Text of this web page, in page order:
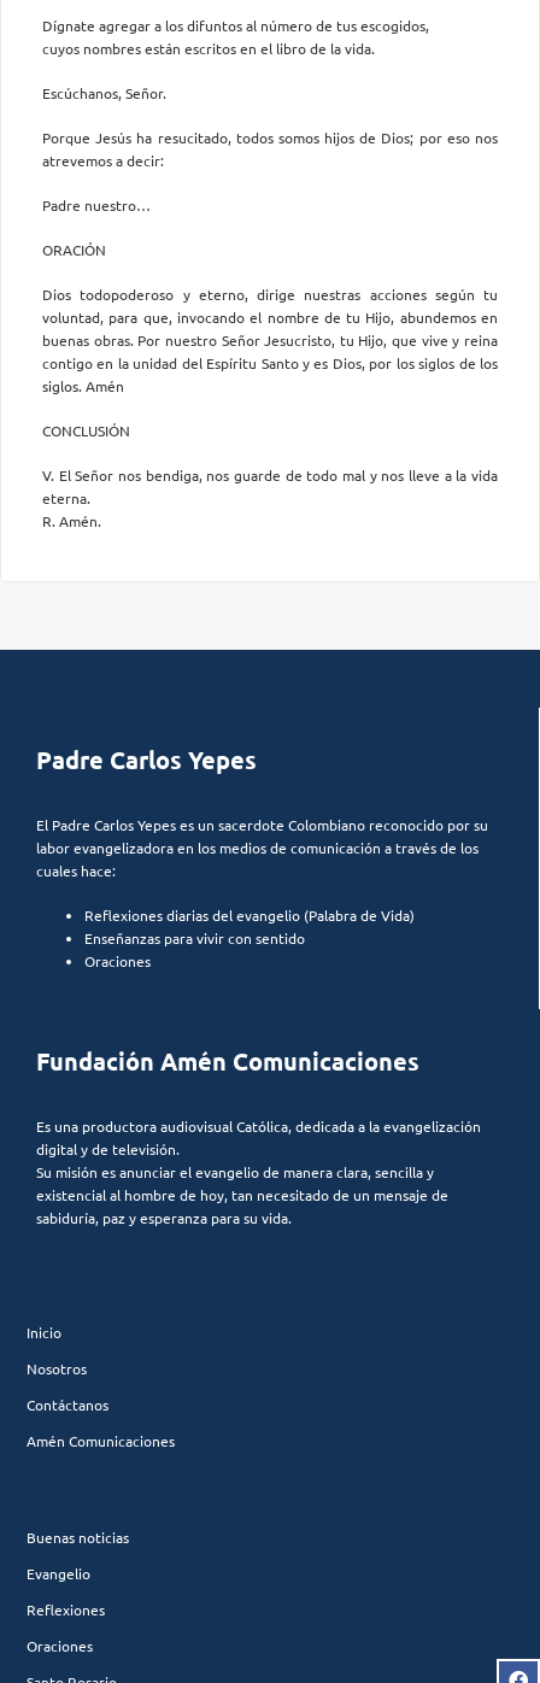
Dígnate agregar a los difuntos al número de tus escogidos,
cuyos nombres están escritos en el libro de la vida.
Escúchanos, Señor.
Porque Jesús ha resucitado, todos somos hijos de Dios; por eso nos
atrevemos a decir:
Padre nuestro…
ORACIÓN
Dios todopoderoso y eterno, dirige nuestras acciones según tu
voluntad, para que, invocando el nombre de tu Hijo, abundemos en
buenas obras. Por nuestro Señor Jesucristo, tu Hijo, que vive y reina
contigo en la unidad del Espíritu Santo y es Dios, por los siglos de los
siglos. Amén
CONCLUSIÓN
V. El Señor nos bendiga, nos guarde de todo mal y nos lleve a la vida
eterna.
R. Amén.
Padre Carlos Yepes
El Padre Carlos Yepes es un sacerdote Colombiano reconocido por su
labor evangelizadora en los medios de comunicación a través de los
cuales hace:
Reflexiones diarias del evangelio (Palabra de Vida)
Enseñanzas para vivir con sentido
Oraciones
Fundación Amén Comunicaciones
Es una productora audiovisual Católica, dedicada a la evangelización
digital y de televisión.
Su misión es anunciar el evangelio de manera clara, sencilla y
existencial al hombre de hoy, tan necesitado de un mensaje de
sabiduría, paz y esperanza para su vida.
Inicio
Nosotros
Contáctanos
Amén Comunicaciones
Buenas noticias
Evangelio
Reflexiones
Oraciones